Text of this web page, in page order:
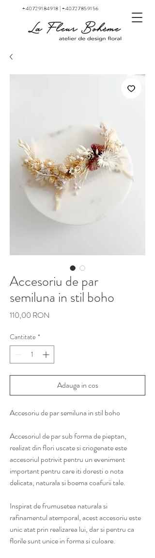
+40729184918|+40727859156
Accesoriu de par
semiluna in stil boho
110,00 RON
Cantitate *
Adauga in cos
Accesoriu de par semiluna in stil boho
Accesoriul de par sub forma de pieptan,
realizat din flori uscate si criogenate este
accesoriul potrivit pentru un eveniment
important pentru care iti doresti o nota
delicata, naturala si boema coafurii tale.
Inspirat de frumusetea naturala si
rafinamentul atemporal, acest accesoriu este
unic atat prin realizarea lui, dar si pentru ca
florile sunt unice in forma si culoare.